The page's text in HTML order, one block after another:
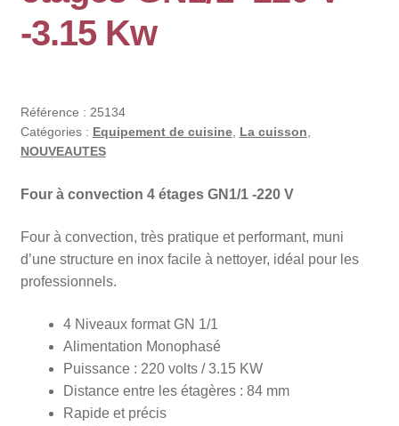
-3.15 Kw
Référence : 25134
Catégories : Equipement de cuisine, La cuisson,
NOUVEAUTES
Four à convection 4 étages GN1/1 -220 V
Four à convection, très pratique et performant, muni
d’une structure en inox facile à nettoyer, idéal pour les
professionnels.
4 Niveaux format GN 1/1
Alimentation Monophasé
Puissance : 220 volts / 3.15 KW
Distance entre les étagères : 84 mm
Rapide et précis